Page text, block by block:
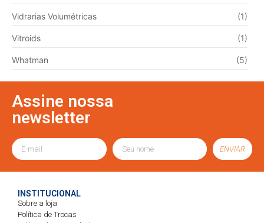
Vidrarias Volumétricas (1)
Vitroids (1)
Whatman (5)
Assine nossa
newsletter
ENVIAR
INSTITUCIONAL
Sobre a loja
Política de Trocas